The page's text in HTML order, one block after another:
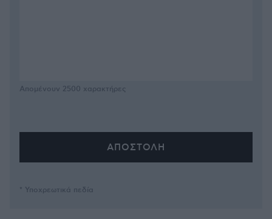
Απομένουν 2500 χαρακτήρες
* Υποχρεωτικά πεδία